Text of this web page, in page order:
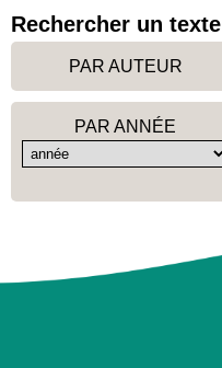
Rechercher un texte
PAR AUTEUR
PAR ANNÉE